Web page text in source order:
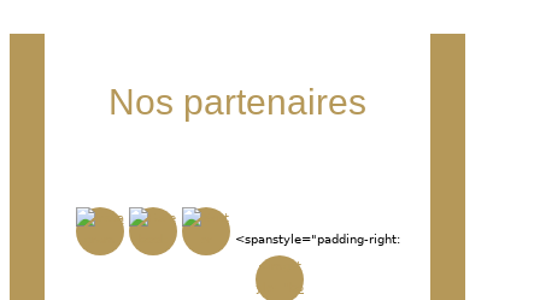
Nos partenaires
<spanstyle="padding-right:
<imgst
yle="bo